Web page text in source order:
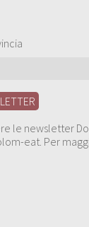
le newsletter
eat. Per